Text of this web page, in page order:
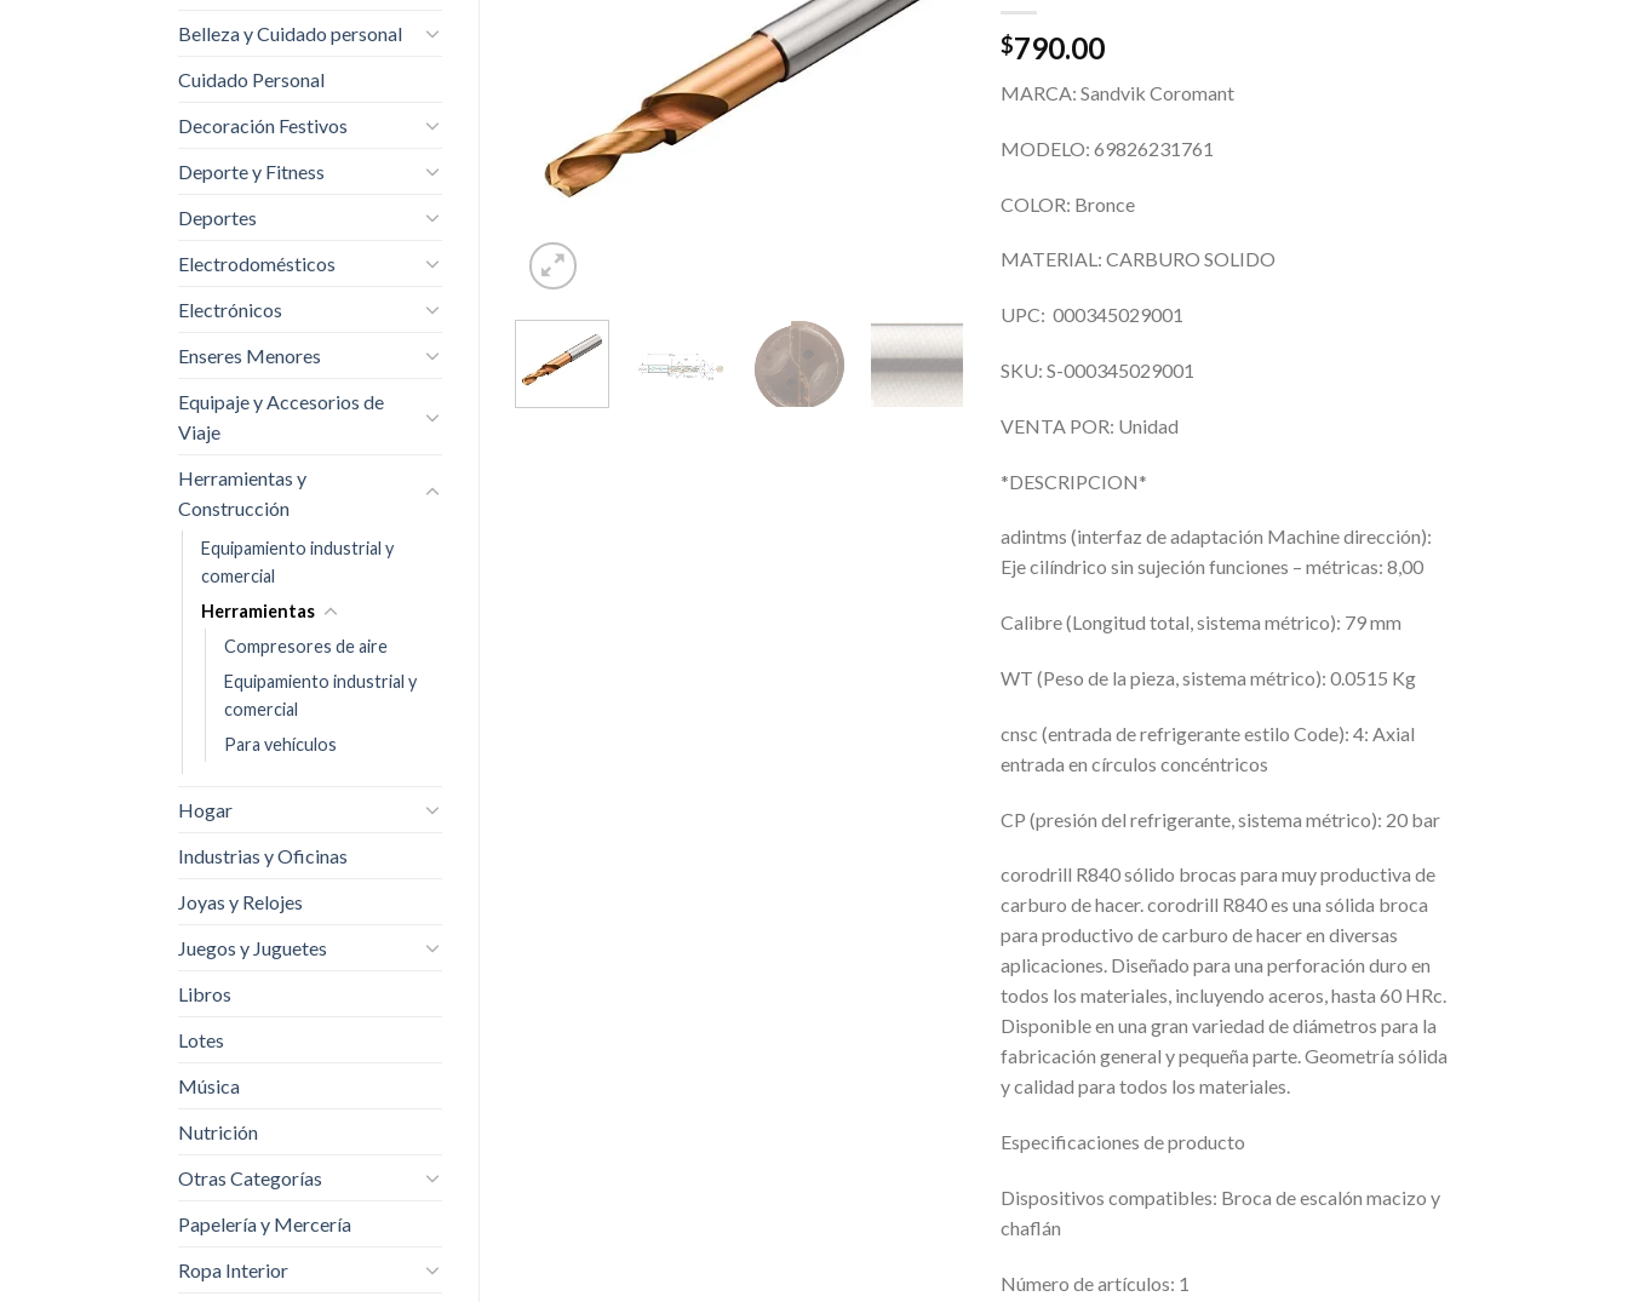
Belleza y Cuidado personal
Cuidado Personal
Decoración Festivos
Deporte y Fitness
Deportes
Electrodomésticos
Electrónicos
Enseres Menores
Equipaje y Accesorios de
Viaje
Herramientas y
Construcción
Equipamiento industrial y
comercial
Herramientas
Compresores de aire
Equipamiento industrial y
comercial
Para vehículos
Hogar
Industrias y Oficinas
Joyas y Relojes
Juegos y Juguetes
Libros
Lotes
Música
Nutrición
Otras Categorías
Papelería y Mercería
Ropa Interior
$790.00
MARCA: Sandvik Coromant
MODELO: 69826231761
COLOR: Bronce
MATERIAL: CARBURO SOLIDO
UPC: 000345029001
SKU: S-000345029001
VENTA POR: Unidad
*DESCRIPCION*
adintms (interfaz de adaptación Machine dirección):
Eje cilíndrico sin sujeción funciones – métricas: 8,00
Calibre (Longitud total, sistema métrico): 79 mm
WT (Peso de la pieza, sistema métrico): 0.0515 Kg
cnsc (entrada de refrigerante estilo Code): 4: Axial
entrada en círculos concéntricos
CP (presión del refrigerante, sistema métrico): 20 bar
corodrill R840 sólido brocas para muy productiva de
carburo de hacer. corodrill R840 es una sólida broca
para productivo de carburo de hacer en diversas
aplicaciones. Diseñado para una perforación duro en
todos los materiales, incluyendo aceros, hasta 60 HRc.
Disponible en una gran variedad de diámetros para la
fabricación general y pequeña parte. Geometría sólida
y calidad para todos los materiales.
Especificaciones de producto
Dispositivos compatibles: Broca de escalón macizo y
chaflán
Número de artículos: 1